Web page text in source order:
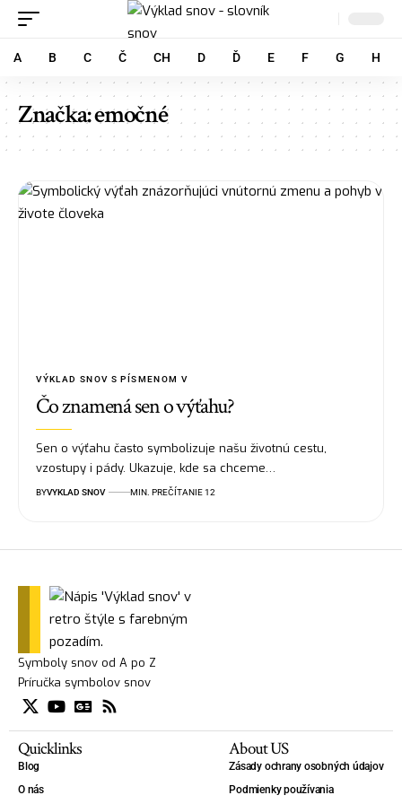
A B C Č CH D Ď E F G H
Značka:emočné
VÝKLAD SNOV S PÍSMENOM V
Čo znamená sen o výťahu?
Sen o výťahu často symbolizuje našu životnú cestu,
vzostupy i pády. Ukazuje, kde sa chceme…
BYVYKLAD SNOV MIN. PREČÍTANIE 12
Symboly snov od A po Z
Príručka symbolov snov
Quicklinks
Blog
O nás
About US
Zásady ochrany osobných údajov
Podmienky používania